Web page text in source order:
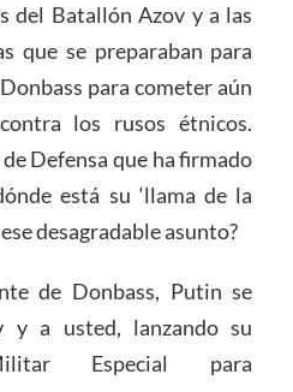
del Batallón Azov y a las
que se preparaban para
para cometer aún
los rusos étnicos.
Defensa que ha firmado
está su ‘llama de la
desagradable asunto?
de Donbass, Putin se
y a usted, lanzando su
Especial para